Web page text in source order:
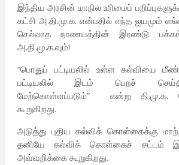
இந்திய அரசின் மாநில உரிமைப்
கட்சி அ.தி.மு.க. என்பதில் எந்த ஐயமும்
செல்லாத நாணயத்தின் இரண்டு
அ.தி.மு.க.வும்!
“பொதுப் பட்டியலில் உள்ள கல்வியை
பட்டியலில் இடம் பெறச்
மேற்கொள்ளப்படும்” என்று தி.மு.க.
கூறுகிறது.
அடுத்து புதிய கல்விக் கொள்கைக்கு
தனியே கல்விக் கொள்கைச் சட்டம்
அவ்வறிக்கை கூறுகிறது.